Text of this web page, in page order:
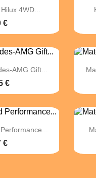
4WD...
€
AMG Gift...
€
€